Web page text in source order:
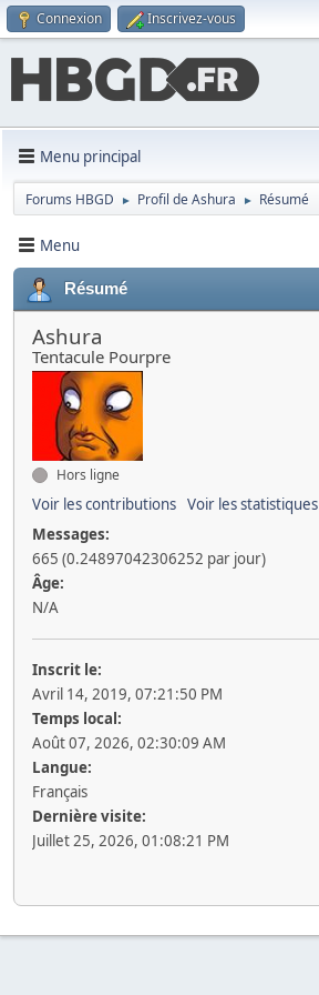
Connexion Inscrivez-vous
Menu principal
Forums HBGD ► Profil de Ashura ► Résumé
Menu
Résumé
Ashura
Tentacule Pourpre
Hors ligne
Voir les contributions Voir les statistiques
Messages:
665 (0.24897042306252 par jour)
Âge:
N/A
Inscrit le:
Avril 14, 2019, 07:21:50 PM
Temps local:
Août 07, 2026, 02:30:09 AM
Langue:
Français
Dernière visite:
Juillet 25, 2026, 01:08:21 PM